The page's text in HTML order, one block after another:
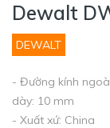
Dewalt
DEWALT
- Đường kính
dày: 10 mm
- Xuất xứ: China